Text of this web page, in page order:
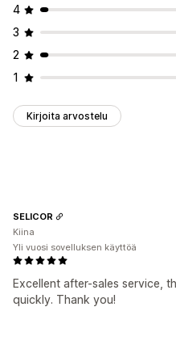
4
3
2
1
Kirjoita arvostelu
Excellent after-sales service,
quickly. Thank you!
SELICOR
Kiina
Yli vuosi sovelluksen käyttöä